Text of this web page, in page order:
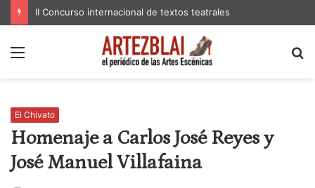
II Concurso internacional de textos teatrales
Menú
El Chivato
Homenaje a Carlos José Reyes y
José Manuel Villafaina